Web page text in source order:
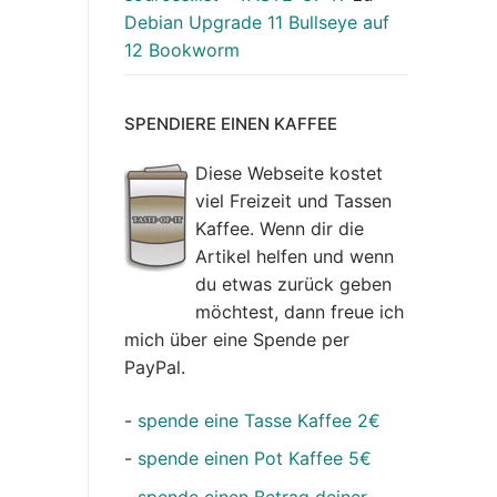
Debian Upgrade 11 Bullseye auf
12 Bookworm
SPENDIERE EINEN KAFFEE
Diese Webseite kostet
viel Freizeit und Tassen
Kaffee. Wenn dir die
Artikel helfen und wenn
du etwas zurück geben
möchtest, dann freue ich
mich über eine Spende per
PayPal.
- spende eine Tasse Kaffee 2€
- spende einen Pot Kaffee 5€